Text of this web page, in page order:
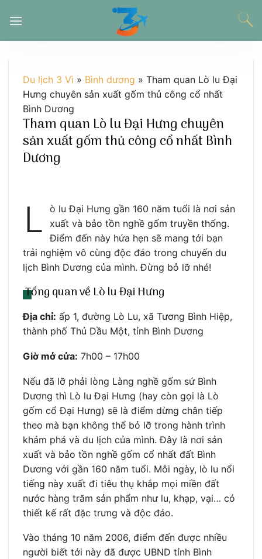
đến
Du lịch 3 Vì » Bình dương » Tham quan Lò lu Đại
Hưng chuyên sản xuất gốm thủ công cổ nhất
Bình Dương
Tham quan Lò lu Đại Hưng chuyên
sản xuất gốm thủ công cổ nhất Bình
Dương
L
ò lu Đại Hưng gần 160 năm tuổi là nơi sản
xuất và bảo tồn nghề gốm truyền thống.
Điểm đến này hứa hẹn sẽ mang tới bạn
trải nghiệm vô cùng độc đáo trong chuyến du
lịch Bình Dương của mình. Đừng bỏ lỡ nhé!
Tổng quan về Lò lu Đại Hưng
Địa chỉ: ấp 1, đường Lò Lu, xã Tương Bình Hiệp,
thành phố Thủ Dầu Một, tỉnh Bình Dương
Giờ mở cửa: 7h00 – 17h00
Nếu đã lỡ phải lòng Làng nghề gốm sứ Bình
Dương thì Lò lu Đại Hưng (hay còn gọi là Lò
gốm cổ Đại Hưng) sẽ là điểm dừng chân tiếp
theo mà bạn không thể bỏ lỡ trong hành trình
khám phá và du lịch của mình. Đây là nơi sản
xuất và bảo tồn nghề gốm cổ nhất đất Bình
Dương với gần 160 năm tuổi. Mỗi ngày, lò lu nổi
tiếng này xuất đi tiêu thụ khắp mọi miền đất
nước hàng trăm sản phẩm như lu, khạp, vại… có
thiết kế rất đặc trưng và độc đáo.
Vào tháng 10 năm 2006, điểm đến được nhiều
người biết tới này đã được UBND tỉnh Bình